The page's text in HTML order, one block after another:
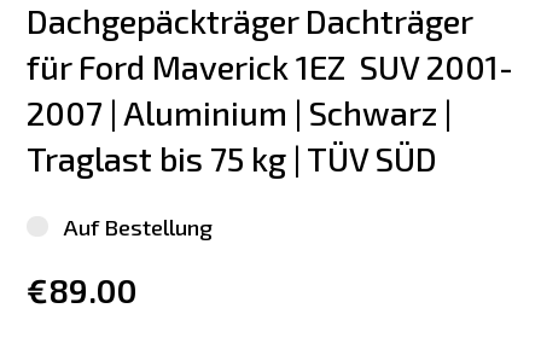
Dachgepäckträger Dachträger
für Ford Maverick 1EZ  SUV 2001-
2007 | Aluminium | Schwarz |
Traglast bis 75 kg | TÜV SÜD
Auf Bestellung
€89.00